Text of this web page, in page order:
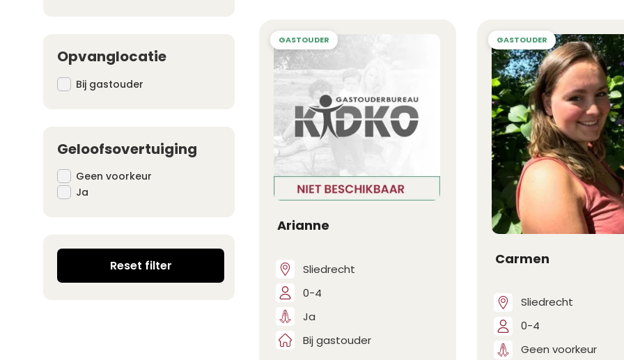
Arianne
Sliedrecht
0-4
Ja
Bij gastouder
Carmen
Sliedrecht
0-4
Geen voorkeur
Opvanglocatie
Bij gastouder
Geloofsovertuiging
Geen voorkeur
Ja
Reset filter